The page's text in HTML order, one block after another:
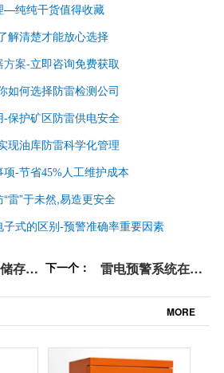
—纯纯干货值得收藏
解清楚才能放心选择
方案-立即咨询免费获取
如何选择防雷检测公司
保护矿区防雷供电安全
现油库防雷科学化管理
-节省45%人工维护成本
雷”于未然,易造更安全
式的区别-预警准确率重要因素
存基
-点击
州易
下一个：
雷电预警系统在化
楚了吗【杭州易
造】
MORE